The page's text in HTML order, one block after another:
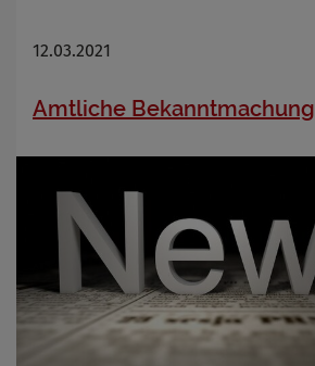
12.03.2021
Amtliche Bekanntmachung